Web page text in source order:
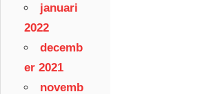
januari
2022
decemb
er 2021
novemb